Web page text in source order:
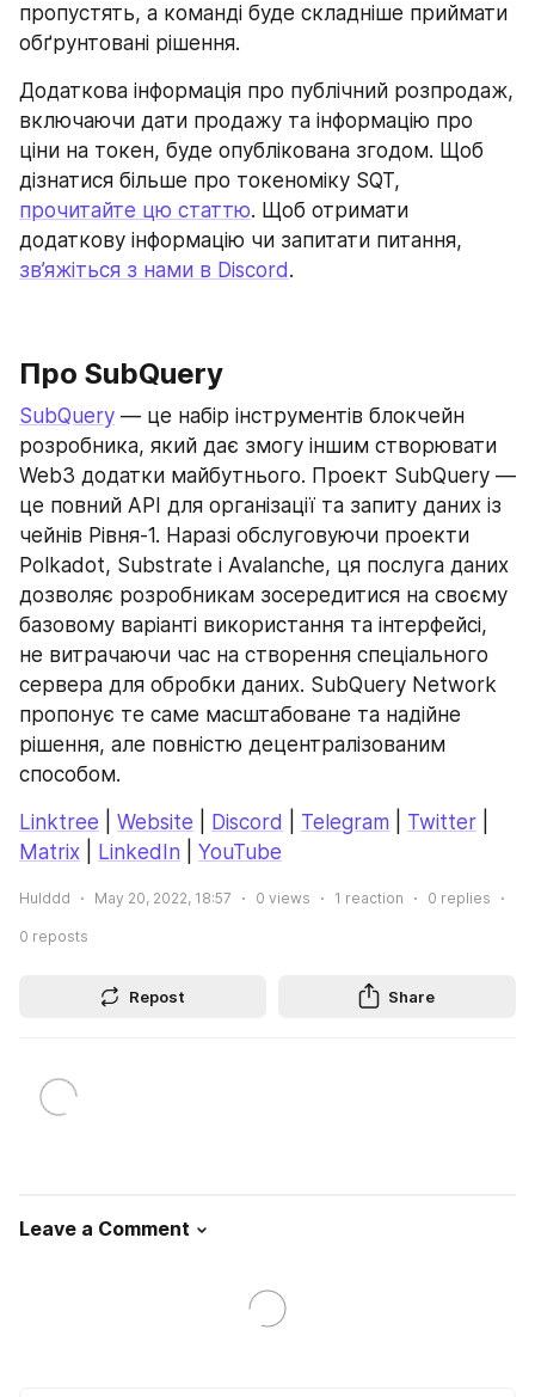
пропустять, а команді буде складніше приймати
обґрунтовані рішення.
Додаткова інформація про публічний розпродаж,
включаючи дати продажу та інформацію про
ціни на токен, буде опублікована згодом. Щоб
прочитайте цю статтю. Щоб отримати
зв’яжіться з нами в Discord .
Про SubQuery
SubQuery — це набір інструментів блокчейн
розробника, який дає змогу іншим створювати
Web3 додатки майбутнього. Проект SubQuery —
це повний API для організації та запиту даних із
чейнів Рівня-1. Наразі обслуговуючи проекти
Polkadot, Substrate і Avalanche, ця послуга даних
дозволяє розробникам зосередитися на своєму
базовому варіанті використання та інтерфейсі,
не витрачаючи час на створення спеціального
сервера для обробки даних. SubQuery Network
пропонує те саме масштабоване та надійне
рішення, але повністю децентралізованим
способом.
Linktree
Website Discord Telegram Twitter
Matrix
LinkedIn YouTube
Hulddd May 20, 2022, 18:57 0 views 1 reaction 0 replies
0 reposts
Repost Share
Leave a Comment